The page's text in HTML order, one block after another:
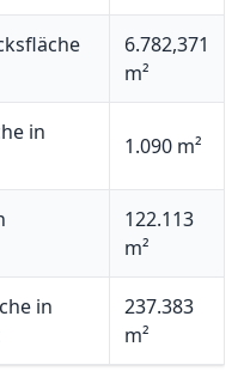
6.782,371
m²
in
1.090 m²
122.113
m²
in
237.383
m²